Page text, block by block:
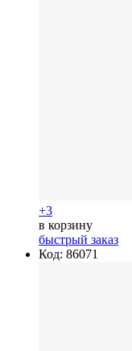
+3
в корзину
быстрый заказ
Код: 86071